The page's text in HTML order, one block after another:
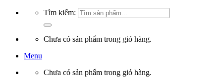
Tìm kiếm:
Chưa có sản phẩm trong giỏ hàng.
Menu
Chưa có sản phẩm trong giỏ hàng.